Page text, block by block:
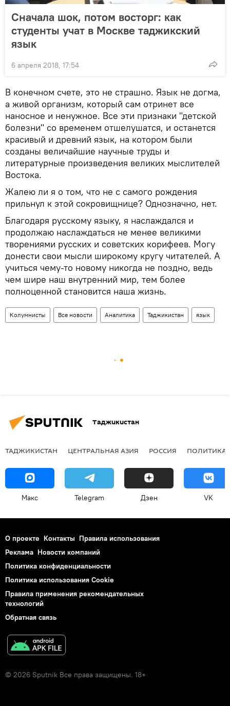
Сначала шок, потом восторг: как
студенты учат в Москве таджикский
язык
6 апреля 2018, 17:54
В конечном счете, это не страшно. Язык не догма,
а живой организм, который сам отринет все
наносное и ненужное. Все эти признаки "детской
болезни" со временем отшелушатся, и останется
красивый и древний язык, на котором были
созданы величайшие научные труды и
литературные произведения великих мыслителей
Востока.
Жалею ли я о том, что не с самого рождения
прильнул к этой сокровищнице? Однозначно, нет.
Благодаря русскому языку, я наслаждался и
продолжаю наслаждаться не менее великими
творениями русских и советских корифеев. Могу
донести свои мысли широкому кругу читателей. А
учиться чему-то новому никогда не поздно, ведь
чем шире наш внутренний мир, тем более
полноценной становится наша жизнь.
Колумнисты Все новости Аналитика Таджикистан язык
Таджикистан
ТАДЖИКИСТАН ЦЕНТРАЛЬНАЯ АЗИЯ РОССИЯ ПОЛИТИКА
Макс Telegram Дзен VK
О проекте Контакты Правила использования
Реклама Новости компаний
Политика конфиденциальности
Политика использования Cookie
Правила применения рекомендательных
технологий
Обратная связь
© 2026 Sputnik Все права защищены. 18+